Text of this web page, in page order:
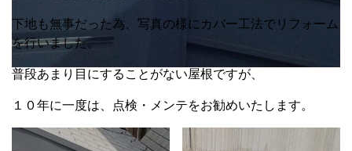
下地も無事だった為、写真の様にカバー工法でリフォーム
を行いました。
普段あまり目にすることがない屋根ですが、
１０年に一度は、点検・メンテをお勧めいたします。